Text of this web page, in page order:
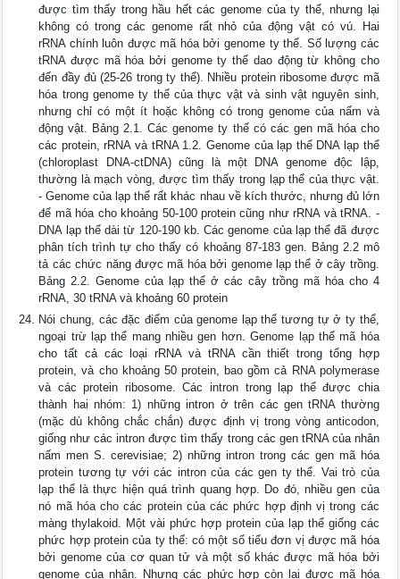
được tìm thấy trong hầu hết các genome của ty thể, nhưng lại
không có trong các genome rất nhỏ của động vật có vú. Hai
rRNA chính luôn được mã hóa bởi genome ty thể. Số lượng các
tRNA được mã hóa bởi genome ty thể dao động từ không cho
đến đầy đủ (25-26 trong ty thể). Nhiều protein ribosome được mã
hóa trong genome ty thể của thực vật và sinh vật nguyên sinh,
nhưng chỉ có một ít hoặc không có trong genome của nấm và
động vật. Bảng 2.1. Các genome ty thể có các gen mã hóa cho
các protein, rRNA và tRNA 1.2. Genome của lạp thể DNA lạp thể
(chloroplast DNA-ctDNA) cũng là một DNA genome độc lập,
thường là mạch vòng, được tìm thấy trong lạp thể của thực vật.
- Genome của lạp thể rất khác nhau về kích thước, nhưng đủ lớn
để mã hóa cho khoảng 50-100 protein cũng như rRNA và tRNA. -
DNA lạp thể dài từ 120-190 kb. Các genome của lạp thể đã được
phân tích trình tự cho thấy có khoảng 87-183 gen. Bảng 2.2 mô
tả các chức năng được mã hóa bởi genome lạp thể ở cây trồng.
Bảng 2.2. Genome của lạp thể ở các cây trồng mã hóa cho 4
rRNA, 30 tRNA và khoảng 60 protein
Nói chung, các đặc điểm của genome lạp thể tương tự ở ty thể,
ngoại trừ lạp thể mang nhiều gen hơn. Genome lạp thể mã hóa
cho tất cả các loại rRNA và tRNA cần thiết trong tổng hợp
protein, và cho khoảng 50 protein, bao gồm cả RNA polymerase
và các protein ribosome. Các intron trong lạp thể được chia
thành hai nhóm: 1) những intron ở trên các gen tRNA thường
(mặc dù không chắc chắn) được định vị trong vòng anticodon,
giống như các intron được tìm thấy trong các gen tRNA của nhân
nấm men S. cerevisiae; 2) những intron trong các gen mã hóa
protein tương tự với các intron của các gen ty thể. Vai trò của
lạp thể là thực hiện quá trình quang hợp. Do đó, nhiều gen của
nó mã hóa cho các protein của các phức hợp định vị trong các
màng thylakoid. Một vài phức hợp protein của lạp thể giống các
phức hợp protein của ty thể: có một số tiểu đơn vị được mã hóa
bởi genome của cơ quan tử và một số khác được mã hóa bởi
genome của nhân. Nhưng các phức hợp còn lại được mã hóa